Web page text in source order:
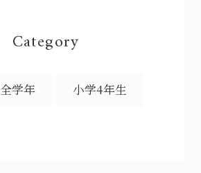
Category
全学年 小学4年生